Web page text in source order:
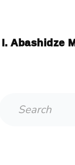
I. Abashidze